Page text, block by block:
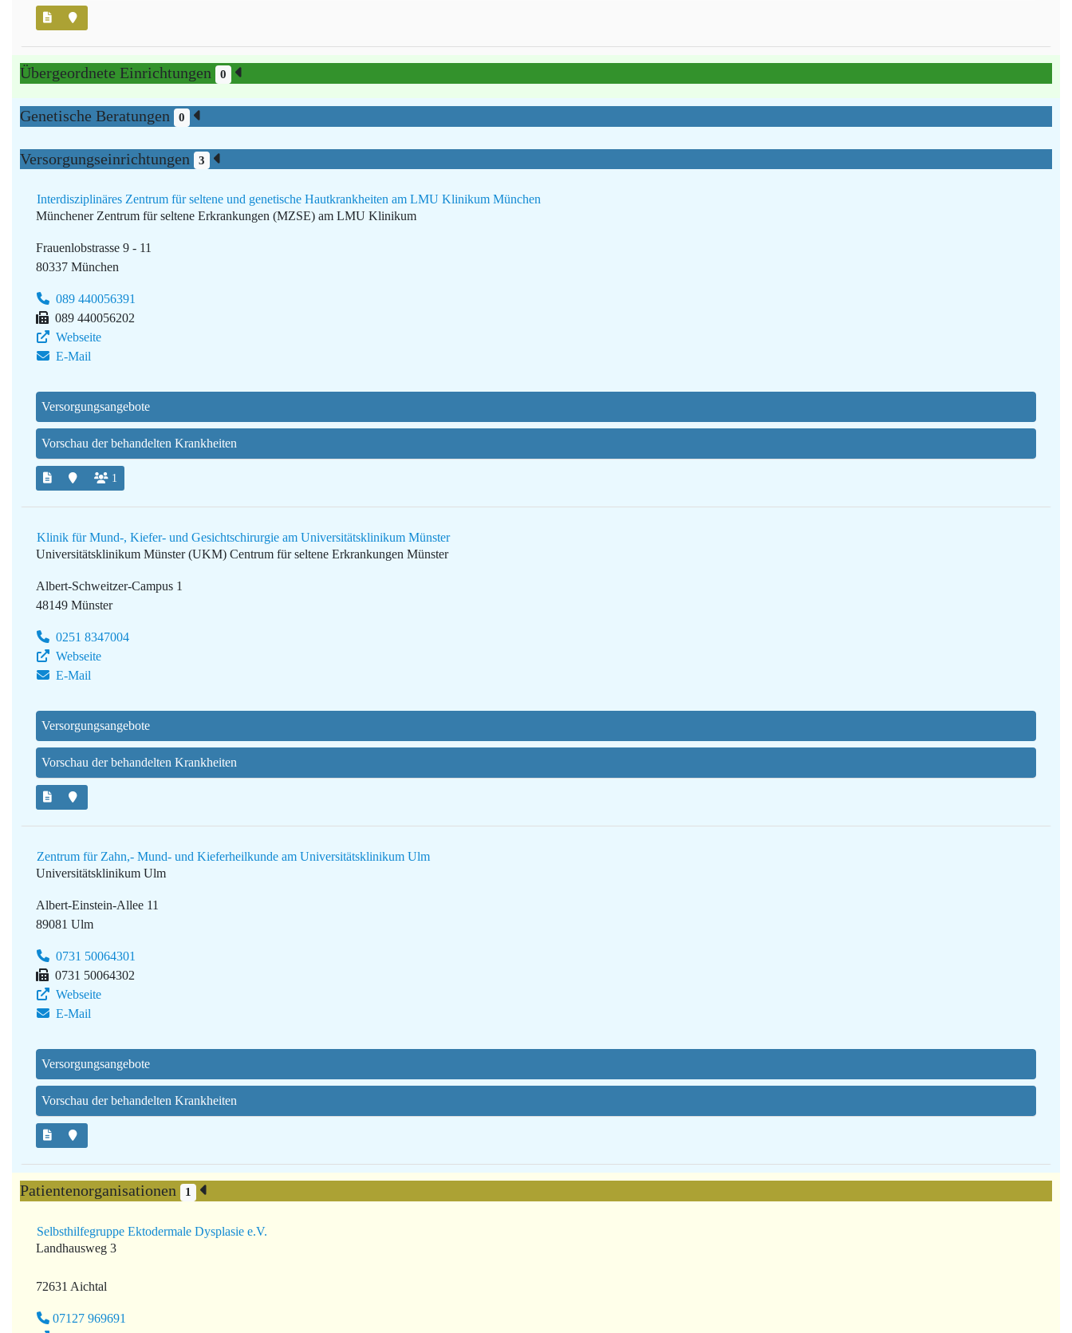
Übergeordnete Einrichtungen 0
Genetische Beratungen 0
Versorgungseinrichtungen 3
Interdisziplinäres Zentrum für seltene und genetische Hautkrankheiten am LMU Klinikum München
Münchener Zentrum für seltene Erkrankungen (MZSE) am LMU Klinikum
Frauenlobstrasse 9 - 11
80337 München
089 440056391
089 440056202
Webseite
E-Mail
Versorgungsangebote
Vorschau der behandelten Krankheiten
1
Klinik für Mund-, Kiefer- und Gesichtschirurgie am Universitätsklinikum Münster
Universitätsklinikum Münster (UKM) Centrum für seltene Erkrankungen Münster
Albert-Schweitzer-Campus 1
48149 Münster
0251 8347004
Webseite
E-Mail
Versorgungsangebote
Vorschau der behandelten Krankheiten
Zentrum für Zahn,- Mund- und Kieferheilkunde am Universitätsklinikum Ulm
Universitätsklinikum Ulm
Albert-Einstein-Allee 11
89081 Ulm
0731 50064301
0731 50064302
Webseite
E-Mail
Versorgungsangebote
Vorschau der behandelten Krankheiten
Patientenorganisationen 1
Selbsthilfegruppe Ektodermale Dysplasie e.V.
Landhausweg 3
72631 Aichtal
07127 969691